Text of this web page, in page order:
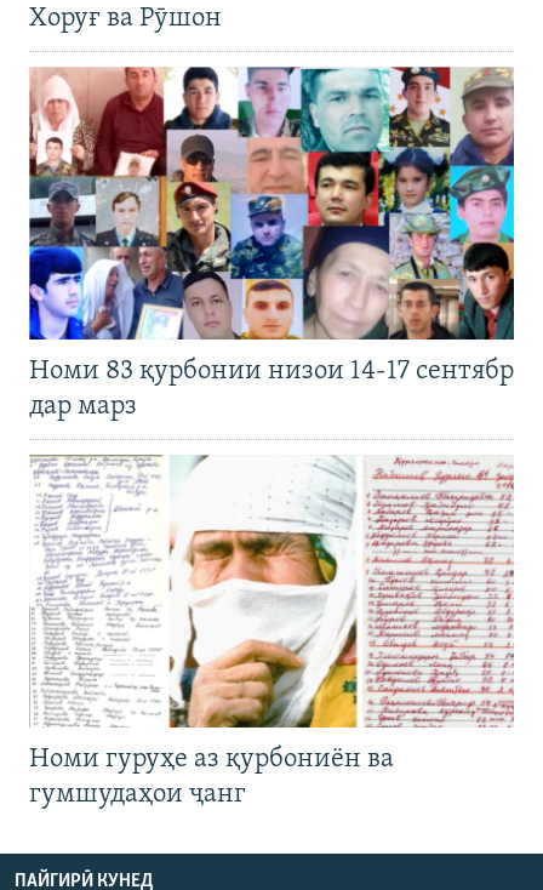
Хоруғ ва Рӯшон
Номи 83 қурбонии низои 14-17 сентябр
дар марз
Номи гуруҳе аз қурбониён ва
гумшудаҳои ҷанг
ПАЙГИРӢ КУНЕД